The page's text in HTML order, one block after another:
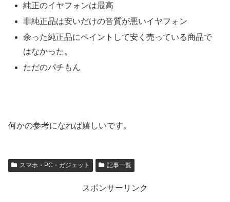
純正のイヤフォンは最高
非純正品は安いだけの音質が悪いイヤフォン
余った純正品にペイントして安く売っている商品で
はなかった。
ただのパチもん
何かの参考になれば嬉しいです。
スマホ・PC・ガジェット 記事一覧
スポンサーリンク